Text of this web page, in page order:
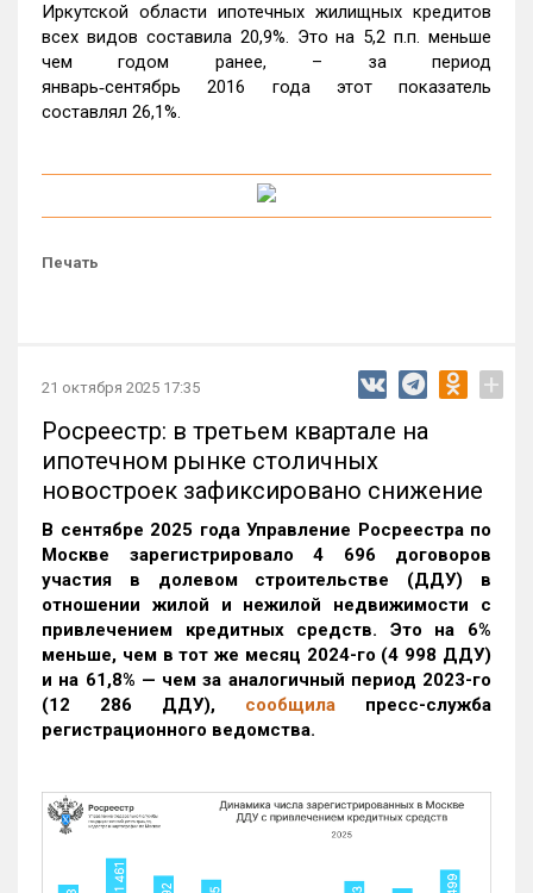
Иркутской области ипотечных жилищных кредитов
всех видов составила 20,9%. Это на 5,2 п.п. меньше
чем годом ранее, – за период
январь‑сентябрь 2016 года этот показатель
составлял 26,1%.
Печать
21 октября 2025 17:35 +
Росреестр: в третьем квартале на
ипотечном рынке столичных
новостроек зафиксировано снижение
В сентябре 2025 года Управление Росреестра по
Москве зарегистрировало 4 696 договоров
участия в долевом строительстве (ДДУ) в
отношении жилой и нежилой недвижимости с
привлечением кредитных средств. Это на 6%
меньше, чем в тот же месяц 2024-го (4 998 ДДУ)
и на 61,8% — чем за аналогичный период 2023-го
(12 286 ДДУ), сообщила пресс-служба
регистрационного ведомства.